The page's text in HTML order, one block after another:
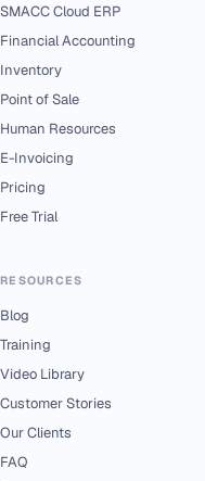
SMACC Cloud ERP
Financial Accounting
Inventory
Point of Sale
Human Resources
E-Invoicing
Pricing
Free Trial
RESOURCES
Blog
Training
Video Library
Customer Stories
Our Clients
FAQ